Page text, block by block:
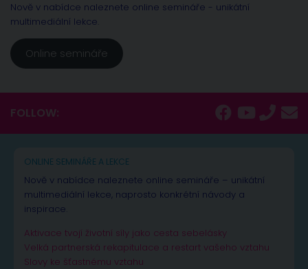
Nově v nabídce naleznete online semináře - unikátní
multimediální lekce.
Online semináře
FOLLOW:
ONLINE SEMINÁŘE A LEKCE
Nově v nabídce naleznete online semináře – unikátní
multimediální lekce, naprosto konkrétní návody a
inspirace.
Aktivace tvojí životní síly jako cesta sebelásky
Velká partnerská rekapitulace a restart vašeho vztahu
Slovy ke šťastnému vztahu